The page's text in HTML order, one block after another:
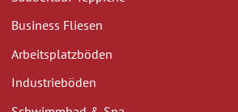
Business Fliesen
Arbeitsplatzböden
Industrieböden